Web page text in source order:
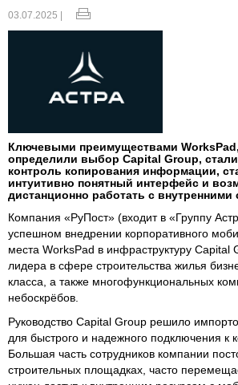
03.07.2025 |
Ключевыми преимуществами
определили выбор Capital Group,
контроль копирования информации,
интуитивно понятный интерфейс и
дистанционно работать с внутренними
Компания «РуПост» (входит в «Группу
успешном внедрении корпоративного
места WorksPad в инфраструктуру
лидера в сфере строительства жилья
класса, а также многофункциональных
небоскрёбов.
Руководство Capital Group решило
для быстрого и надежного подключения к
Большая часть сотрудников компании
строительных площадках, часто